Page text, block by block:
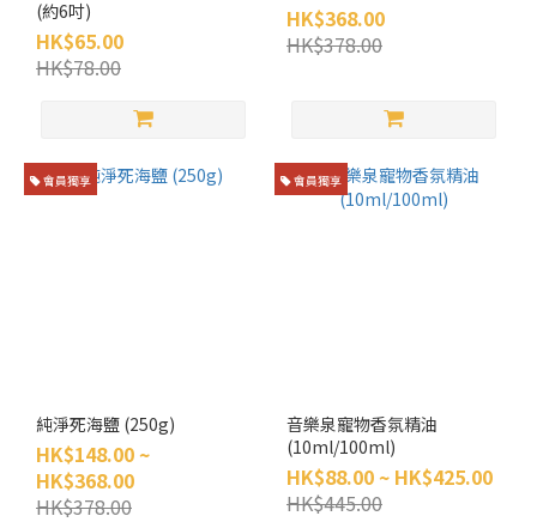
(約6吋)
HK$65.00
HK$78.00
HK$368.00
HK$378.00
會員獨享
純淨死海鹽 (250g)
HK$148.00 ~
HK$368.00
HK$378.00
會員獨享
音樂泉寵物香氛精油
(10ml/100ml)
HK$88.00 ~ HK$425.00
HK$445.00